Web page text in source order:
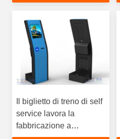
Il biglietto di treno di self
service lavora la
fabbricazione a